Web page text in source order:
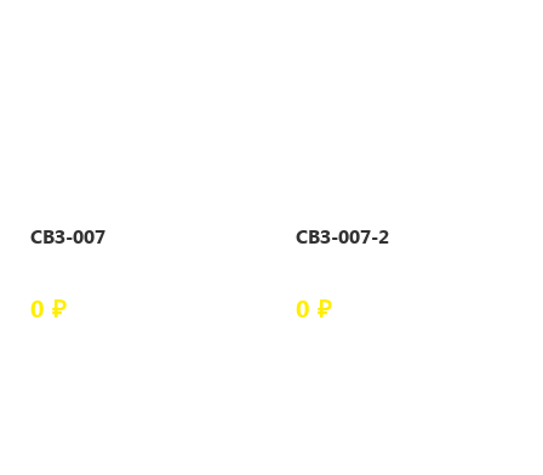
СВЗ-007
0 ₽
СВЗ-007-2
0 ₽